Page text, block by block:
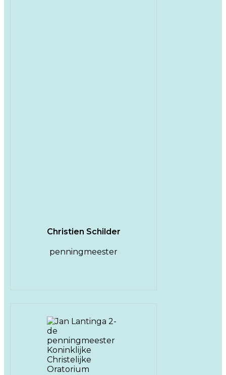
Christien Schilder
penningmeester